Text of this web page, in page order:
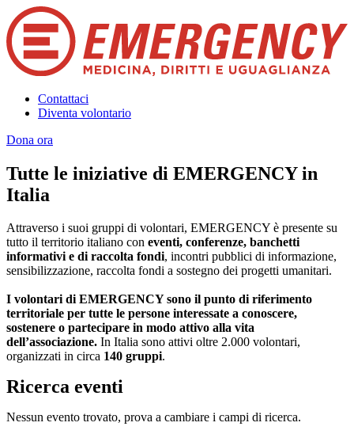
Contattaci
Diventa volontario
Dona ora
Tutte le iniziative di EMERGENCY in
Italia
Attraverso i suoi gruppi di volontari, EMERGENCY è presente su
tutto il territorio italiano con eventi, conferenze, banchetti
informativi e di raccolta fondi, incontri pubblici di informazione,
sensibilizzazione, raccolta fondi a sostegno dei progetti umanitari.
I volontari di EMERGENCY sono il punto di riferimento
territoriale per tutte le persone interessate a conoscere,
sostenere o partecipare in modo attivo alla vita
dell’associazione. In Italia sono attivi oltre 2.000 volontari,
organizzati in circa 140 gruppi.
Ricerca eventi
Nessun evento trovato, prova a cambiare i campi di ricerca.